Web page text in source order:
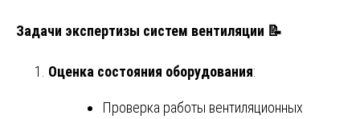
Задачи экспертизы систем вентиляции 📝
Оценка состояния оборудования:
Проверка работы вентиляционных